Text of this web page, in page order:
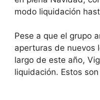
modo liquidación
Pese a que el grupo
aperturas de nuevos
largo de este año,
liquidación. Estos